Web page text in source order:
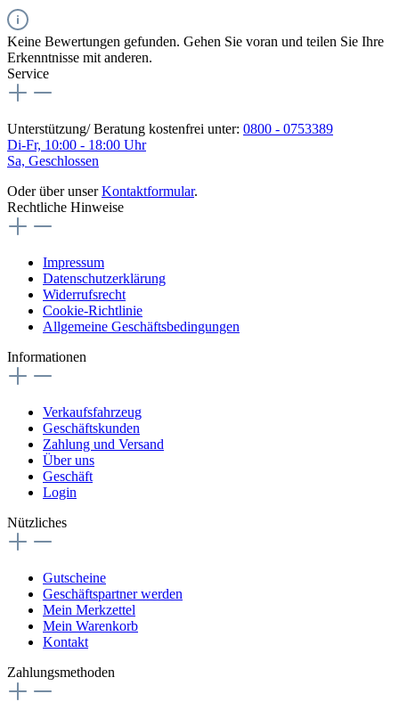
Keine Bewertungen gefunden. Gehen Sie voran und teilen Sie Ihre
Erkenntnisse mit anderen.
Service
Unterstützung/ Beratung kostenfrei unter: 0800 - 0753389
Di-Fr, 10:00 - 18:00 Uhr
Sa, Geschlossen
Oder über unserKontaktformular.
Rechtliche Hinweise
Impressum
Datenschutzerklärung
Widerrufsrecht
Cookie-Richtlinie
Allgemeine Geschäftsbedingungen
Informationen
Verkaufsfahrzeug
Geschäftskunden
Zahlung und Versand
Über uns
Geschäft
Login
Nützliches
Gutscheine
Geschäftspartner werden
Mein Merkzettel
Mein Warenkorb
Kontakt
Zahlungsmethoden